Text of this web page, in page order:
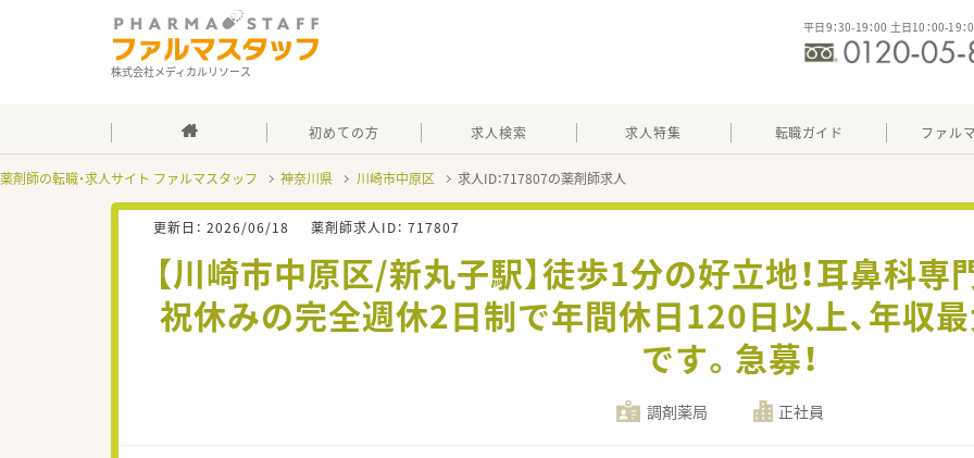
株式会社メディカルリソース
平日9：30-19：00 土日10：00-19：
初めての方 求人検索 求人特集 転職ガイド ファル
薬剤師の転職・求人サイト ファルマスタッフ 神奈川県 川崎市中原区 求人ID：717807の薬剤師求人
更新日： 2026/06/18 薬剤師求人ID： 717807
【川崎市中原区/新丸子駅】徒歩1分の好立地！耳鼻科専
祝休みの完全週休2日制で年間休日120日以上、年収
です。急募！
調剤薬局 正社員